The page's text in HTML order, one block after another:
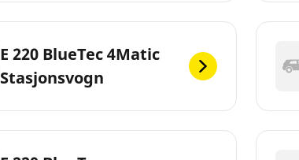
E 220 BlueTec 4Matic
Stasjonsvogn